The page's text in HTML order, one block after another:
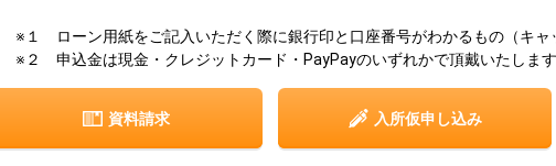
※１ ローン用紙をご記入いただく際に銀行印と口座番号がわかるもの（キャ
※２ 申込金は現金・クレジットカード・PayPayのいずれかで頂戴いたします
資料請求 入所仮申し込み